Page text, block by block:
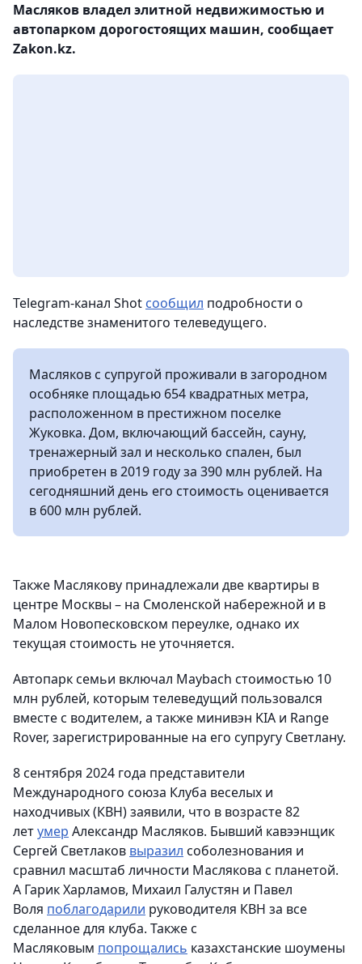
Масляков владел элитной недвижимостью и
автопарком дорогостоящих машин, сообщает
Zakon.kz.
Telegram-канал Shot сообщил подробности о
наследстве знаменитого телеведущего.
Масляков с супругой проживали в загородном
особняке площадью 654 квадратных метра,
расположенном в престижном поселке
Жуковка. Дом, включающий бассейн, сауну,
тренажерный зал и несколько спален, был
приобретен в 2019 году за 390 млн рублей. На
сегодняшний день его стоимость оценивается
в 600 млн рублей.
Также Маслякову принадлежали две квартиры в
центре Москвы – на Смоленской набережной и в
Малом Новопесковском переулке, однако их
текущая стоимость не уточняется.
Автопарк семьи включал Maybach стоимостью 10
млн рублей, которым телеведущий пользовался
вместе с водителем, а также минивэн KIA и Range
Rover, зарегистрированные на его супругу Светлану.
8 сентября 2024 года представители
Международного союза Клуба веселых и
находчивых (КВН) заявили, что в возрасте 82
летумер Александр Масляков. Бывший кавээнщик
Сергей Светлаков выразил соболезнования и
сравнил масштаб личности Маслякова с планетой.
А Гарик Харламов, Михаил Галустян и Павел
Воля поблагодарили руководителя КВН за все
сделанное для клуба. Также с
Масляковым попрощались казахстанские шоумены